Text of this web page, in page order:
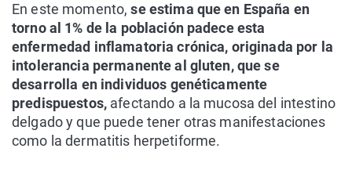
En este momento,se estima que en España en
torno al 1% de la población padece esta
enfermedad inflamatoria crónica, originada por la
intolerancia permanente al gluten, que se
desarrolla en individuos genéticamente
predispuestos,afectando a la mucosa del intestino
delgado y que puede tener otras manifestaciones
como la dermatitis herpetiforme.